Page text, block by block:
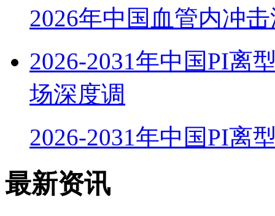
2026年中国血管内冲
2026-2031年中国PI离
场深度调
2026-2031年中国PI离
最新资讯